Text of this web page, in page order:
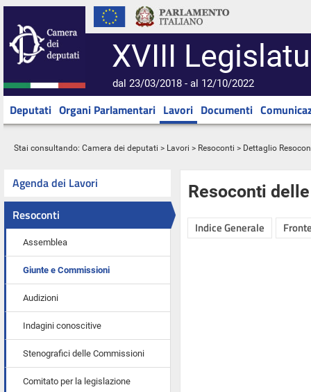
XVIII
dal 23/03/2018 - al 12/10/2022
Deputati Organi Parlamentari Lavori Documenti
Stai consultando: Camera dei deputati > Lavori > Resoconti > Dettaglio
Agenda dei Lavori
Resoconti
Assemblea
Giunte e Commissioni
Audizioni
Indagini conoscitive
Stenografici delle Commissioni
Comitato per la legislazione
Resoconti
Indice Generale